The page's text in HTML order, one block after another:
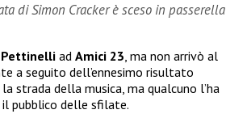
di Simon Cracker è sceso in passerella
Pettinelli ad Amici 23, ma non arrivò al
a seguito dell’ennesimo risultato
strada della musica, ma qualcuno l’ha
il pubblico delle sfilate.